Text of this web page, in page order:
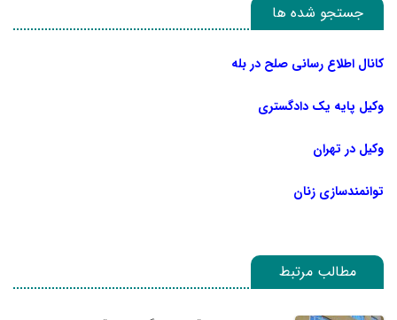
جستجو شده ها
کانال اطلاع رسانی صلح در بله
وکیل پایه یک دادگستری
وکیل در تهران
توانمندسازی زنان
مطالب مرتبط